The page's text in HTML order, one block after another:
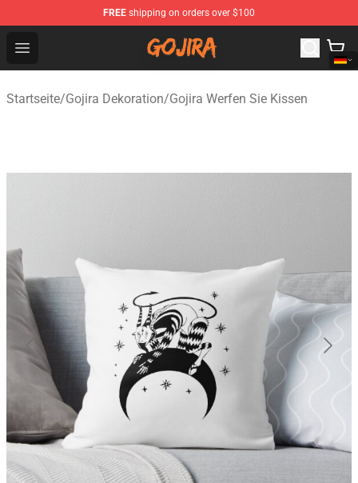
FREE shipping on orders over $100
Open menu
Gojira Shop - Official Gojira Merchandise Store
Startseite/Gojira Dekoration/Gojira Werfen Sie Kissen